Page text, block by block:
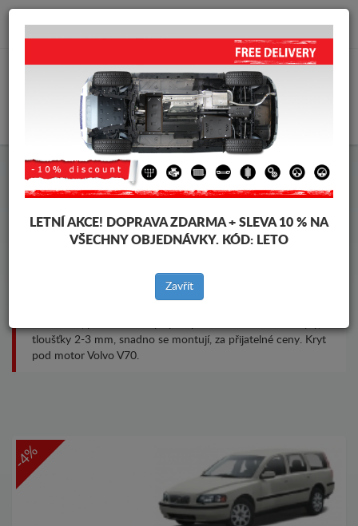
info@krytpodmotor.com
Kryt pod motor Volvo V70
tloušťky 2-3 mm, snadno se montují, za přijatelné ceny. Kryt
pod motor Volvo V70.
-4%
LETNÍ AKCE! DOPRAVA ZDARMA + SLEVA 10 % NA
VŠECHNY OBJEDNÁVKY. KÓD: LETO
Zavřít